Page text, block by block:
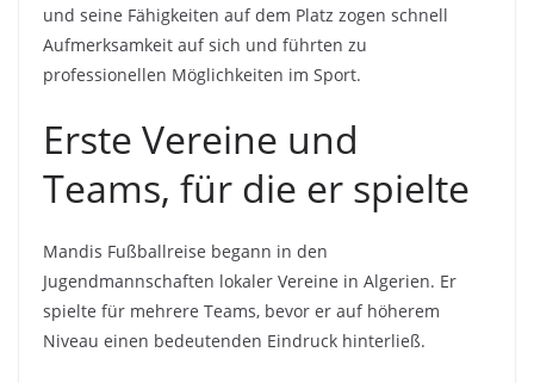
und seine Fähigkeiten auf dem Platz zogen schnell
Aufmerksamkeit auf sich und führten zu
professionellen Möglichkeiten im Sport.
Erste Vereine und
Teams, für die er spielte
Mandis Fußballreise begann in den
Jugendmannschaften lokaler Vereine in Algerien. Er
spielte für mehrere Teams, bevor er auf höherem
Niveau einen bedeutenden Eindruck hinterließ.